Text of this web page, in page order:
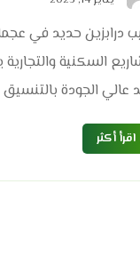
درابزين حديد في
السكنية
عالي الجودة
اقرأ أكثر